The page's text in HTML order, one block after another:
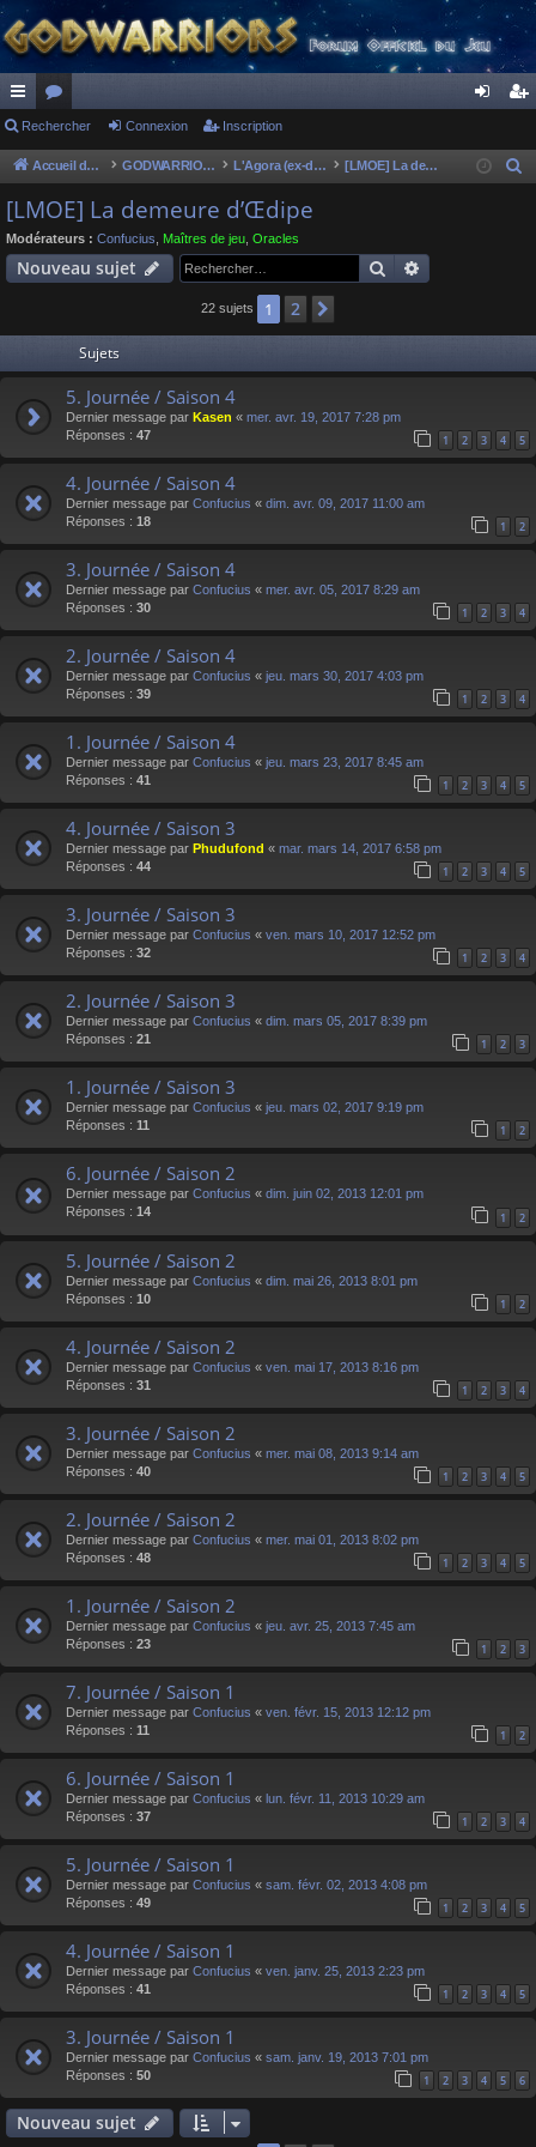
ac
co
ur
ci
or
u
m
s
ne cri
Rechercher Connexion Inscription
Accueil du forum GODWARRIORS - LE JEU L'Agora (ex-discussions of the dead) [LMOE] La demeure d’Œdipe
e
[LMOE] La demeure d’Œdipe
Modérateurs : Confucius Maîtres de jeu Oracles
Nouveau sujet Rechercher
22 sujets 1 2
Sujets
5. Journée / Saison 4
Dernier message par Kasen « mer. avr. 19, 2017 7:28 pm
Réponses : 47 1 2 3 4 5
4. Journée / Saison 4
Dernier message par Confucius « dim. avr. 09, 2017 11:00 am
Réponses : 18 1 2
3. Journée / Saison 4
Dernier message par Confucius « mer. avr. 05, 2017 8:29 am
Réponses : 30 1 2 3 4
2. Journée / Saison 4
Dernier message par Confucius « jeu. mars 30, 2017 4:03 pm
Réponses : 39 1 2 3 4
1. Journée / Saison 4
Dernier message par Confucius « jeu. mars 23, 2017 8:45 am
Réponses : 41 1 2 3 4 5
4. Journée / Saison 3
Dernier message par Phudufond « mar. mars 14, 2017 6:58 pm
Réponses : 44 1 2 3 4 5
3. Journée / Saison 3
Dernier message par Confucius « ven. mars 10, 2017 12:52 pm
Réponses : 32 1 2 3 4
2. Journée / Saison 3
Dernier message par Confucius « dim. mars 05, 2017 8:39 pm
Réponses : 21 1 2 3
1. Journée / Saison 3
Dernier message par Confucius « jeu. mars 02, 2017 9:19 pm
Réponses : 11 1 2
6. Journée / Saison 2
Dernier message par Confucius « dim. juin 02, 2013 12:01 pm
Réponses : 14 1 2
5. Journée / Saison 2
Dernier message par Confucius « dim. mai 26, 2013 8:01 pm
Réponses : 10 1 2
4. Journée / Saison 2
Dernier message par Confucius « ven. mai 17, 2013 8:16 pm
Réponses : 31 1 2 3 4
3. Journée / Saison 2
Dernier message par Confucius « mer. mai 08, 2013 9:14 am
Réponses : 40 1 2 3 4 5
2. Journée / Saison 2
Dernier message par Confucius « mer. mai 01, 2013 8:02 pm
Réponses : 48 1 2 3 4 5
1. Journée / Saison 2
Dernier message par Confucius « jeu. avr. 25, 2013 7:45 am
Réponses : 23 1 2 3
7. Journée / Saison 1
Dernier message par Confucius « ven. févr. 15, 2013 12:12 pm
Réponses : 11 1 2
6. Journée / Saison 1
Dernier message par Confucius « lun. févr. 11, 2013 10:29 am
Réponses : 37 1 2 3 4
5. Journée / Saison 1
Dernier message par Confucius « sam. févr. 02, 2013 4:08 pm
Réponses : 49 1 2 3 4 5
4. Journée / Saison 1
Dernier message par Confucius « ven. janv. 25, 2013 2:23 pm
Réponses : 41 1 2 3 4 5
3. Journée / Saison 1
Dernier message par Confucius « sam. janv. 19, 2013 7:01 pm
Réponses : 50 1 2 3 4 5 6
Nouveau sujet